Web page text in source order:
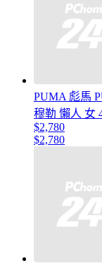
PUMA 彪馬
穆勒 懶人 女
$2,780
$2,780